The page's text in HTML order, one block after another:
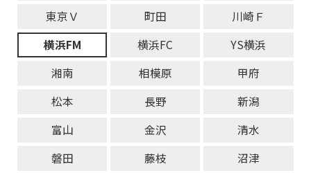
東京Ｖ
町田
川崎Ｆ
横浜FM
横浜FC
YS横浜
湘南
相模原
甲府
松本
長野
新潟
富山
金沢
清水
磐田
藤枝
沼津